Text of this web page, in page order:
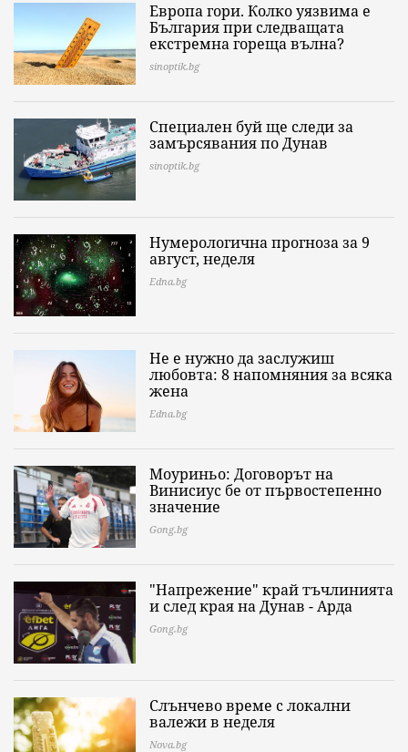
Европа гори. Колко уязвима е
България при следващата
екстремна гореща вълна?
sinoptik.bg
Специален буй ще следи за
замърсявания по Дунав
sinoptik.bg
Нумерологична прогноза за 9
август, неделя
Edna.bg
Не е нужно да заслужиш
любовта: 8 напомняния за всяка
жена
Edna.bg
Моуриньо: Договорът на
Винисиус бе от първостепенно
значение
Gong.bg
"Напрежение" край тъчлинията
и след края на Дунав - Арда
Gong.bg
Слънчево време с локални
валежи в неделя
Nova.bg